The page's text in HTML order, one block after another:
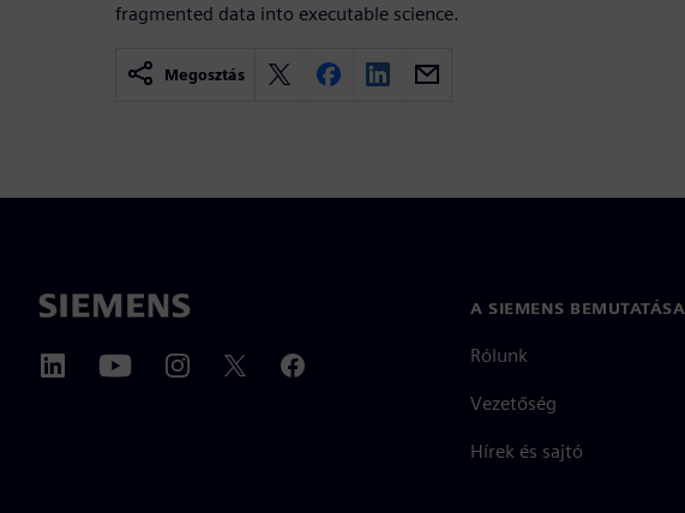
fragmented data into executable science.
Megosztás
A SIEMENS BEMUTATÁSA
Rólunk
Vezetőség
Hírek és sajtó